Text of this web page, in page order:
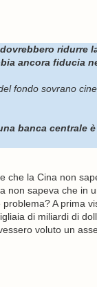
ridurre
ancora fiducia
fondo sovrano
banca centrale
che la Cina non
non sapeva che in
A prima
di miliardi di
voluto un